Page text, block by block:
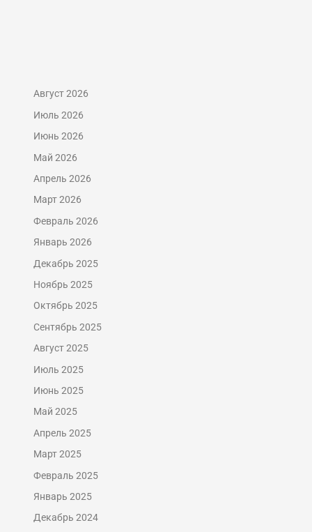
Август 2026
Июль 2026
Июнь 2026
Май 2026
Апрель 2026
Март 2026
Февраль 2026
Январь 2026
Декабрь 2025
Ноябрь 2025
Октябрь 2025
Сентябрь 2025
Август 2025
Июль 2025
Июнь 2025
Май 2025
Апрель 2025
Март 2025
Февраль 2025
Январь 2025
Декабрь 2024